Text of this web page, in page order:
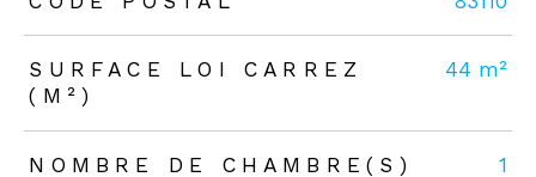
SURFACE LOI CARREZ
(M²)
44 m²
NOMBRE DE CHAMBRE(S) 1